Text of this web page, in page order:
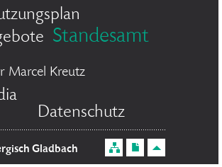
Standesamt
Marcel Kreutz
Datenschutz
Gladbach